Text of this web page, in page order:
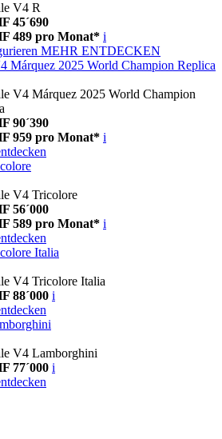
V4 R
45´690
489 pro Monat* i
MEHR ENTDECKEN
Márquez 2025 World Champion Replica
V4 Márquez 2025 World Champion
90´390
959 pro Monat* i
V4 Tricolore
56´000
589 pro Monat* i
Italia
V4 Tricolore Italia
88´000 i
V4 Lamborghini
77´000 i